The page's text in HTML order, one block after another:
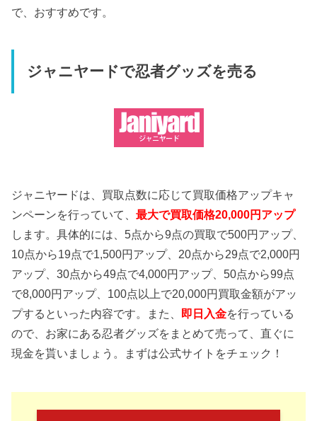
で、おすすめです。
ジャニヤードで忍者グッズを売る
ジャニヤードは、買取点数に応じて買取価格アップキャ
ンペーンを行っていて、最大で買取価格20,000円アップ
します。具体的には、5点から9点の買取で500円アップ、
10点から19点で1,500円アップ、20点から29点で2,000円
アップ、30点から49点で4,000円アップ、50点から99点
で8,000円アップ、100点以上で20,000円買取金額がアッ
プするといった内容です。また、 即日入金を行っている
ので、お家にある忍者グッズをまとめて売って、直ぐに
現金を貰いましょう。まずは公式サイトをチェック！